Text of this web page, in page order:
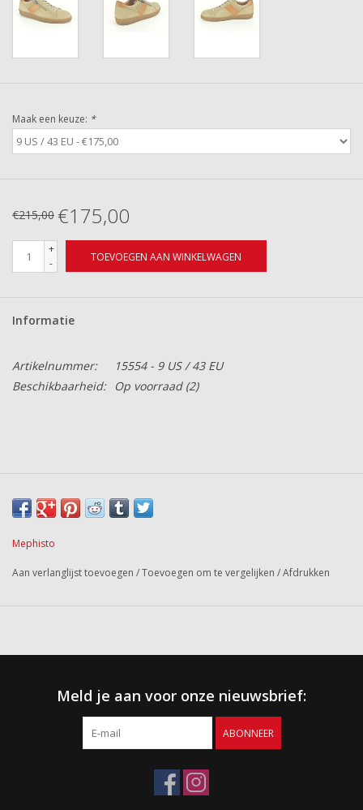
Maak een keuze: *
€215,00 €175,00
+
-
TOEVOEGEN AAN WINKELWAGEN
Informatie
Artikelnummer:
15554 - 9 US / 43 EU
Beschikbaarheid:
Op voorraad(2)
Mephisto
Aan verlanglijst toevoegen /Toevoegen om te vergelijken /Afdrukken
Meld je aan voor onze nieuwsbrief:
ABONNEER